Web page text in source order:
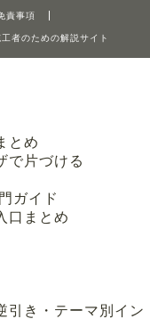
責事項
者のための解説サイト
とめ
で片づける
ガイド
口まとめ
引き・テーマ別イン